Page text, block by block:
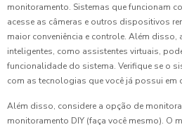
monitoramento. Sistemas que funcionam
acesse as câmeras e outros dispositivos
maior conveniência e controle. Além
inteligentes, como assistentes virtuais,
funcionalidade do sistema. Verifique se o
com as tecnologias que você já possui em
Além disso, considere a opção de
monitoramento DIY (faça você mesmo). O